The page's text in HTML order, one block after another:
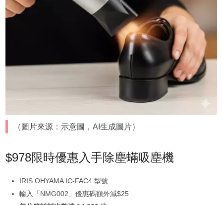
（圖片來源：示意圖，AI生成圖片）
$978限時優惠入手除塵蟎吸塵機
IRIS OHYAMA IC-FAC4 型號
輸入「NMG002」優惠碼額外減$25